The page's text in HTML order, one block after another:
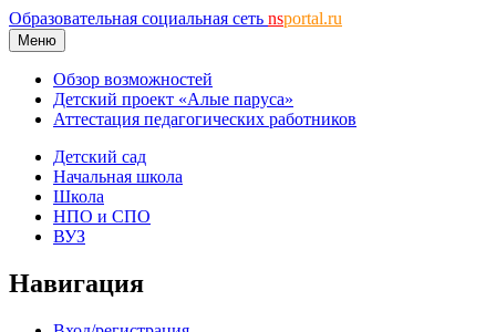
Образовательная социальная сеть nsportal.ru
Меню
Обзор возможностей
Детский проект «Алые паруса»
Аттестация педагогических работников
Детский сад
Начальная школа
Школа
НПО и СПО
ВУЗ
Навигация